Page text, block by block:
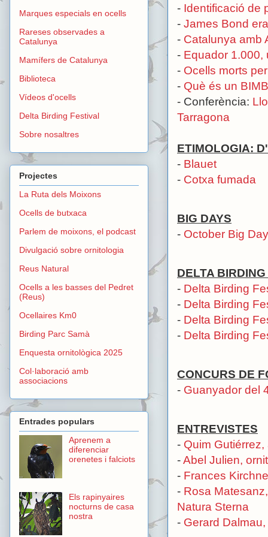
- Identificació de
- James Bond
- Catalunya amb
- Equador 1.000,
- Ocells morts
- Què és un
- Conferència:
Tarragona
ETIMOLOGIA:
- Blauet
- Cotxa fumada
BIG DAYS
- October Big
DELTA
- Delta Birding
- Delta Birding
- Delta Birding
- Delta Birding
CONCURS DE
- Guanyador del
ENTREVISTES
- Quim
-Abel Julien,
- Frances
- Rosa
Natura Sterna
- Gerard
Marques especials en ocells
Rareses observades a
Catalunya
Mamífers de Catalunya
Biblioteca
Vídeos d'ocells
Delta Birding Festival
Sobre nosaltres
Projectes
La Ruta dels Moixons
Ocells de butxaca
Parlem de moixons, el podcast
Divulgació sobre ornitologia
Reus Natural
Ocells a les basses del Pedret
(Reus)
Ocellaires Km0
Birding Parc Samà
Enquesta ornitològica 2025
Col·laboració amb
associacions
Entrades populars
Aprenem a
diferenciar
orenetes i falciots
Els rapinyaires
nocturns de casa
nostra